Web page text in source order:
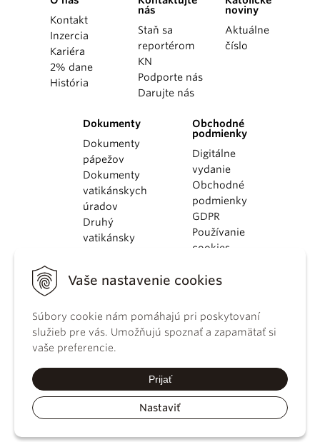
Vaše nastavenie cookies
Súbory cookie nám pomáhajú pri poskytovaní
služieb pre vás. Umožňujú spoznať a zapamätať si
vaše preferencie.
Prijať
Nastaviť
Kontakt
Inzercia
Kariéra
2% dane
História
nás
Staň sa
reportérom
KN
Podporte nás
Darujte nás
noviny
Aktuálne
číslo
Dokumenty
Dokumenty
pápežov
Dokumenty
vatikánskych
úradov
Druhý
vatikánsky
KBS
kánonického
práva
Katechizmus
Obchodné
podmienky
Digitálne
vydanie
Obchodné
podmienky
GDPR
Používanie
cookies